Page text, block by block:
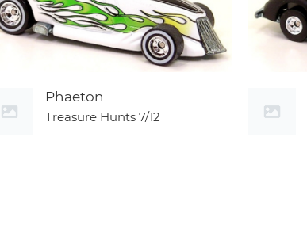
Phaeton
Treasure Hunts 7/12